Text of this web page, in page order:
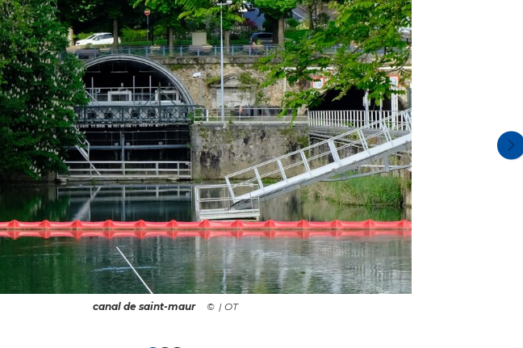
canal de saint-maur | OT